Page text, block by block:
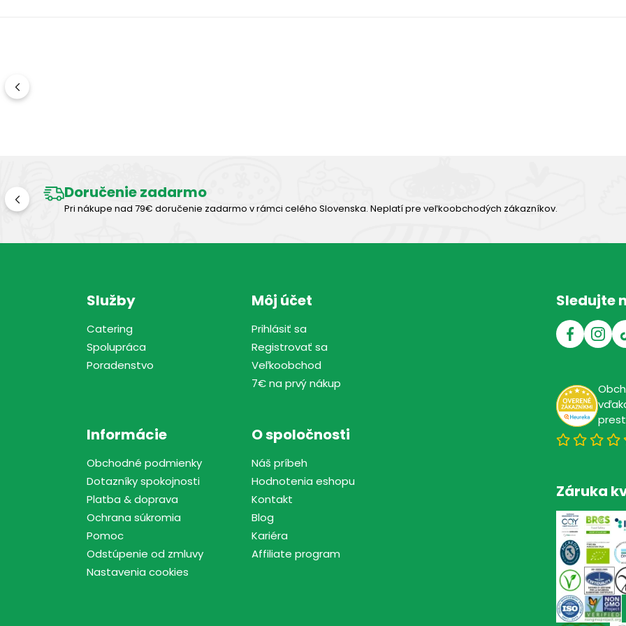
Doručenie zadarmo
Pri nákupe nad 79€ doručenie zadarmo v rámci celého Slovenska. Neplatí pre veľkoobchodých zákazníkov.
Služby
Catering
Spolupráca
Poradenstvo
Môj účet
Prihlásiť sa
Registrovať sa
Veľkoobchod
7€ na prvý nákup
Informácie
Obchodné podmienky
Dotazníky spokojnosti
Platba & doprava
Ochrana súkromia
Pomoc
Odstúpenie od zmluvy
Nastavenia cookies
O spoločnosti
Náš príbeh
Hodnotenia eshopu
Kontakt
Blog
Kariéra
Affiliate program
Záruka
Sledujte